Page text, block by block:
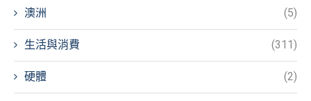
澳洲 (5)
生活與消費 (311)
硬體 (2)